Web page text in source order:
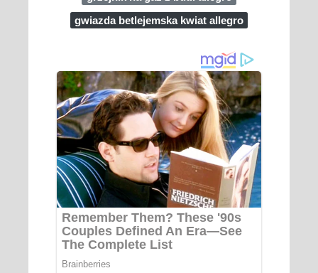
gwiazda betlejemska kwiat allegro